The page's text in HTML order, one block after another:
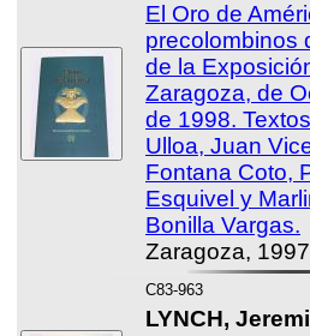
El Oro de
precolombinos
de la
Zaragoza, de
de 1998.
Ulloa, Juan
Fontana Coto,
Esquivel y
Bonilla Vargas.
Zaragoza,
C83-963
LYNCH,